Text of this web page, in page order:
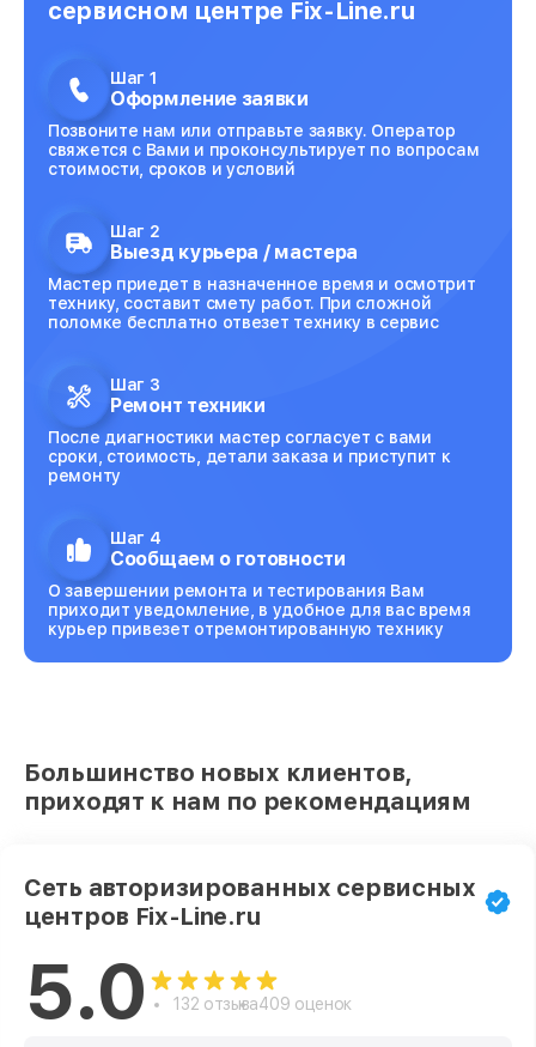
сервисном центре Fix-Line.ru
Шаг 1
Оформление заявки
Позвоните нам или отправьте заявку. Оператор
свяжется с Вами и проконсультирует по вопросам
стоимости, сроков и условий
Шаг 2
Выезд курьера / мастера
Мастер приедет в назначенное время и осмотрит
технику, составит смету работ. При сложной
поломке бесплатно отвезет технику в сервис
Шаг 3
Ремонт техники
После диагностики мастер согласует с вами
сроки, стоимость, детали заказа и приступит к
ремонту
Шаг 4
Сообщаем о готовности
О завершении ремонта и тестирования Вам
приходит уведомление, в удобное для вас время
курьер привезет отремонтированную технику
Большинство новых клиентов,
приходят к нам по рекомендациям
Сеть авторизированных сервисных
центров Fix-Line.ru
5.0 132 отзыва409 оценок